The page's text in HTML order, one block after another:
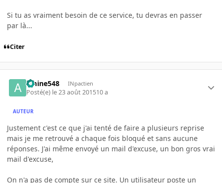
Si tu as vraiment besoin de ce service, tu devras en passer
par là...
Citer
amine548 INpactien
Posté(e) le 23 août 201510 a
AUTEUR
Justement c'est ce que j'ai tenté de faire a plusieurs reprise
mais je me retrouvé a chaque fois bloqué et sans aucune
réponses. J'ai même envoyé un mail d'excuse, un bon gros vrai
mail d'excuse,
On n'a pas de compte sur ce site. Un utilisateur poste un